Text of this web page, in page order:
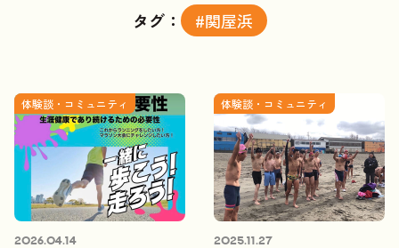
タグ： #関屋浜
体験談・コミュニティ
2026.04.14
体験談・コミュニティ
2025.11.27